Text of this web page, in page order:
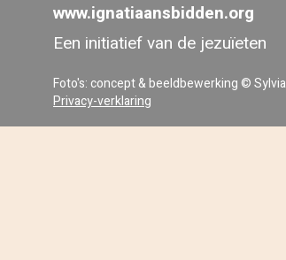
www.ignatiaansbidden.org
Een initiatief van de jezuïeten
Foto's: concept & beeldbewerking ©
Privacy-verklaring